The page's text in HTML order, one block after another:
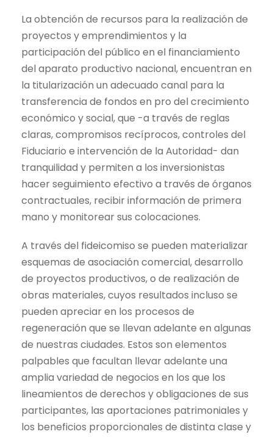
La obtención de recursos para la realización de
proyectos y emprendimientos y la
participación del público en el financiamiento
del aparato productivo nacional, encuentran en
la titularización un adecuado canal para la
transferencia de fondos en pro del crecimiento
económico y social, que -a través de reglas
claras, compromisos recíprocos, controles del
Fiduciario e intervención de la Autoridad- dan
tranquilidad y permiten a los inversionistas
hacer seguimiento efectivo a través de órganos
contractuales, recibir información de primera
mano y monitorear sus colocaciones.
A través del fideicomiso se pueden materializar
esquemas de asociación comercial, desarrollo
de proyectos productivos, o de realización de
obras materiales, cuyos resultados incluso se
pueden apreciar en los procesos de
regeneración que se llevan adelante en algunas
de nuestras ciudades. Estos son elementos
palpables que facultan llevar adelante una
amplia variedad de negocios en los que los
lineamientos de derechos y obligaciones de sus
participantes, las aportaciones patrimoniales y
los beneficios proporcionales de distinta clase y